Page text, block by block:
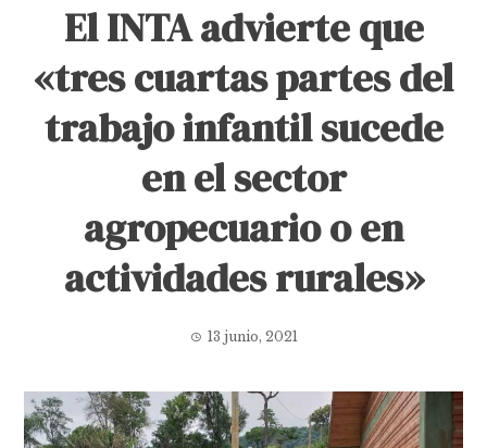
El INTA advierte que
«tres cuartas partes del
trabajo infantil sucede
en el sector
agropecuario o en
actividades rurales»
13 junio, 2021